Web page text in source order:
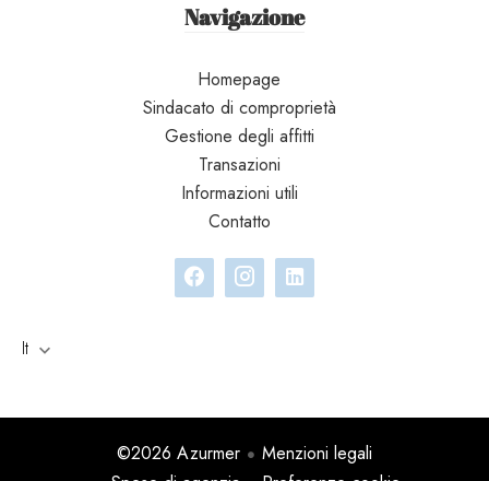
Navigazione
Homepage
Sindacato di comproprietà
Gestione degli affitti
Transazioni
Informazioni utili
Contatto
It
©2026 Azurmer
Menzioni legali